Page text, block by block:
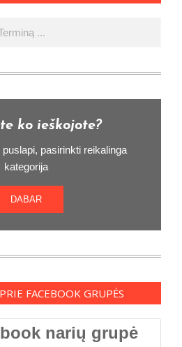
ko ieškojote?
pasirinkti reikalinga
kategorija
DABAR
FACEBOOK GRUPĖS
narių grupė